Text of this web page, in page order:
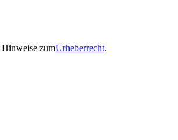
Hinweise zumUrheberrecht.